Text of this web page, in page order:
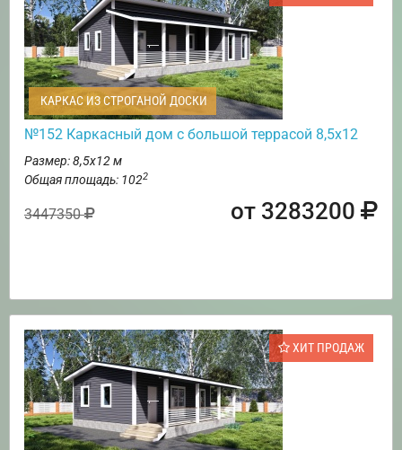
КАРКАС ИЗ СТРОГАНОЙ ДОСКИ
№152 Каркасный дом с большой террасой 8,5х12
Размер: 8,5х12 м
Общая площадь: 1022
3447350 от 3283200
ХИТ ПРОДАЖ